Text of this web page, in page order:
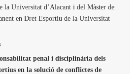
la Universitat d’Alacant i del Màster de
en Dret Esportiu de la Universitat
penal i disciplinària dels
en la solució de conflictes de